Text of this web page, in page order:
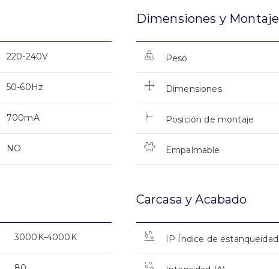
220-240V
50-60Hz
700mA
NO
Dimensiones y Montaje
Peso
Dimensiones
Posición de montaje
Empalmable
3000K-4000K
Carcasa y Acabado
IP Índice de estanqueidad